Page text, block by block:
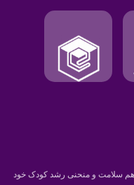
هم سلامت و منحنی رشد کودک خود